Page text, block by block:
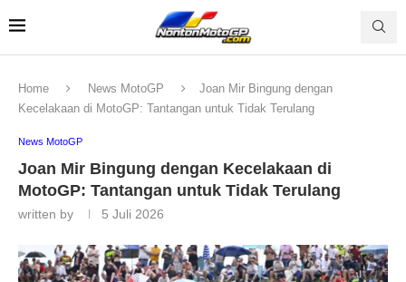
Home News MotoGP
Joan Mir Bingung dengan
Kecelakaan di MotoGP: Tantangan untuk Tidak Terulang
News MotoGP
Joan Mir Bingung dengan Kecelakaan di
MotoGP: Tantangan untuk Tidak Terulang
written by 5 Juli 2026